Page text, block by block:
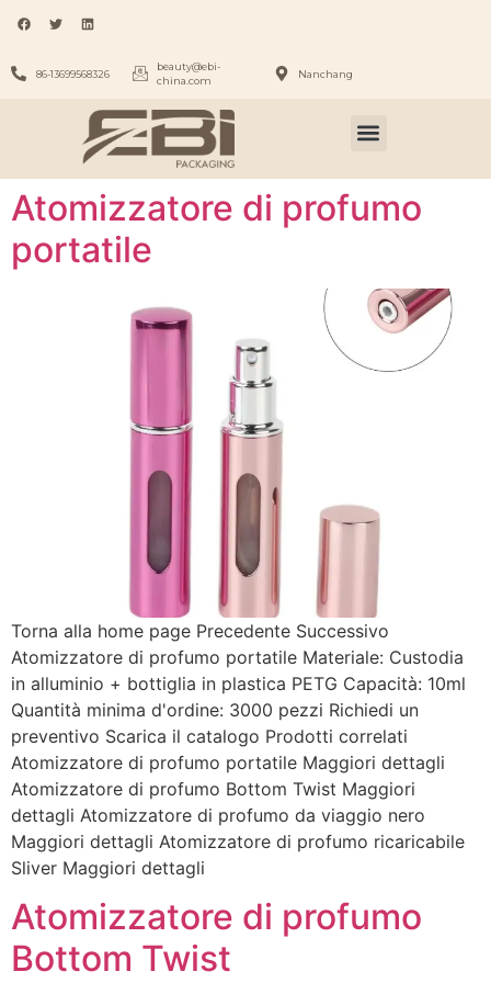
86-13699568326
beauty@ebi-
china.com
Nanchang
Atomizzatore di profumo
portatile
Torna alla home page Precedente Successivo
Atomizzatore di profumo portatile Materiale: Custodia
in alluminio + bottiglia in plastica PETG Capacità: 10ml
Quantità minima d'ordine: 3000 pezzi Richiedi un
preventivo Scarica il catalogo Prodotti correlati
Atomizzatore di profumo portatile Maggiori dettagli
Atomizzatore di profumo Bottom Twist Maggiori
dettagli Atomizzatore di profumo da viaggio nero
Maggiori dettagli Atomizzatore di profumo ricaricabile
Sliver Maggiori dettagli
Atomizzatore di profumo
Bottom Twist